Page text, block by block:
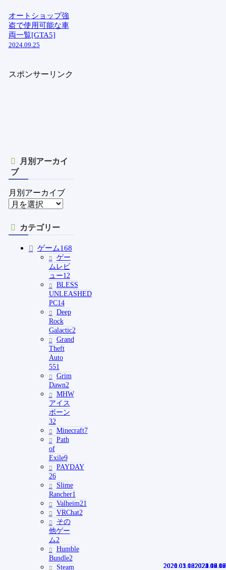
2020.01.132022.06.16
2021.07.07
2020.05.082022.06.16
2021.01.122024.05.08
2025.08.13
2025.03.062025.04.10
2025.02.07
2024.12.17
オートショップ強
盗で使用可能な車
両一覧[GTA5]
2024.09.25
スポンサーリンク
月別アーカイ
ブ
月別アーカイブ
カテゴリー
ゲーム168
ゲー
ムレビ
ュー12
BLESS
UNLEASHED
PC14
Deep
Rock
Galactic2
Grand
Theft
Auto
551
Grim
Dawn2
MHW
アイス
ボーン
32
Minecraft7
Path
of
Exile9
PAYDAY
26
Slime
Rancher1
Valheim21
VRChat2
その
他ゲー
ム2
Humble
Bundle2
Steam